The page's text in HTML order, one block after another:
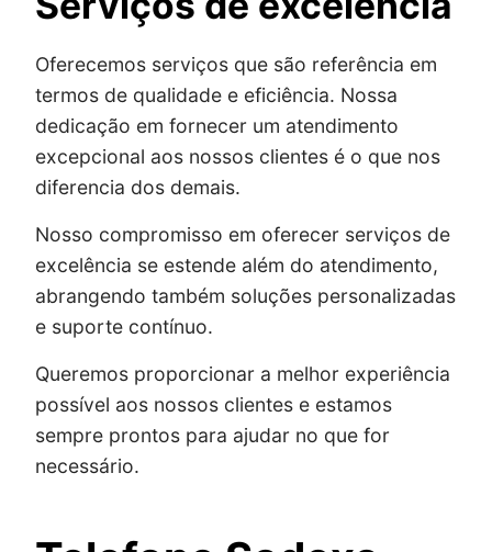
Oferecemos serviços que são referência em
termos de qualidade e eficiência. Nossa
dedicação em fornecer um atendimento
excepcional aos nossos clientes é o que nos
diferencia dos demais.
Nosso compromisso em oferecer serviços de
excelência se estende além do atendimento,
abrangendo também soluções personalizadas
e suporte contínuo.
Queremos proporcionar a melhor experiência
possível aos nossos clientes e estamos
sempre prontos para ajudar no que for
necessário.